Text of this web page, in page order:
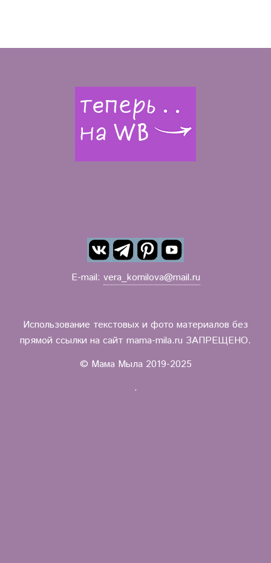
E-mail: vera_kornilova@mail.ru
Использование текстовых и фото материалов без
прямой ссылки на сайт mama-mila.ru ЗАПРЕЩЕНО.
© Мама Мыла 2019-2025
.